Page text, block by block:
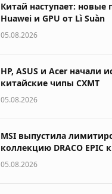
Китай наступает: новые
Huawei и GPU от Lì Suàn
05.08.2026
HP, ASUS и Acer начали
китайские чипы CXMT
05.08.2026
MSI выпустила
коллекцию DRACO EPIC
05.08.2026